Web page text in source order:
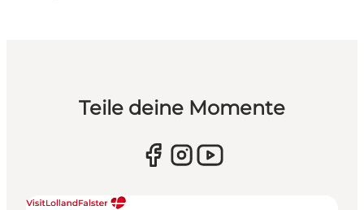
Teile deine Momente